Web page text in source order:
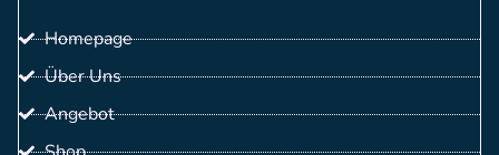
Homepage
Über Uns
Angebot